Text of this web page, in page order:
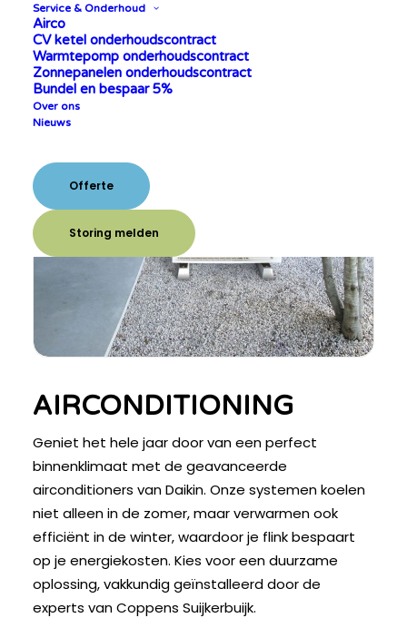
Service & Onderhoud
Airco
CV ketel onderhoudscontract
Warmtepomp onderhoudscontract
Zonnepanelen onderhoudscontract
Bundel en bespaar 5%
Over ons
Nieuws
Offerte
Storing melden
AIRCONDITIONING
Geniet het hele jaar door van een perfect
binnenklimaat met de geavanceerde
airconditioners van Daikin. Onze systemen koelen
niet alleen in de zomer, maar verwarmen ook
efficiënt in de winter, waardoor je flink bespaart
op je energiekosten. Kies voor een duurzame
oplossing, vakkundig geïnstalleerd door de
experts van Coppens Suijkerbuijk.